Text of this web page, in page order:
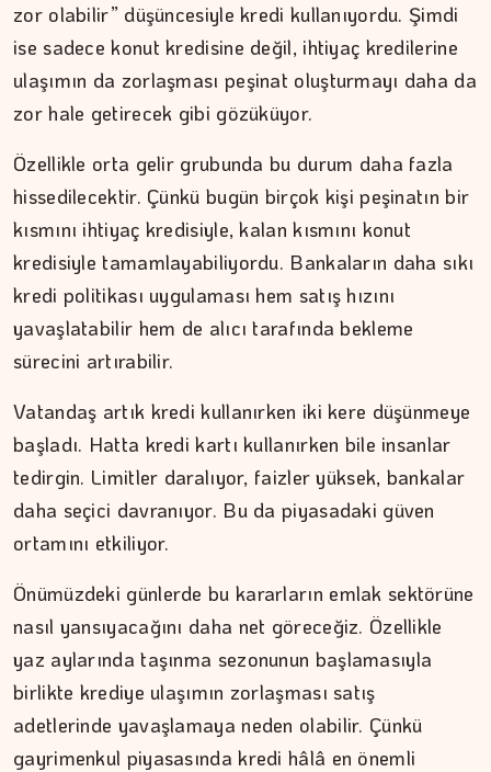
zor olabilir” düşüncesiyle kredi kullanıyordu. Şimdi
ise sadece konut kredisine değil, ihtiyaç kredilerine
ulaşımın da zorlaşması peşinat oluşturmayı daha da
zor hale getirecek gibi gözüküyor.
Özellikle orta gelir grubunda bu durum daha fazla
hissedilecektir. Çünkü bugün birçok kişi peşinatın bir
kısmını ihtiyaç kredisiyle, kalan kısmını konut
kredisiyle tamamlayabiliyordu. Bankaların daha sıkı
kredi politikası uygulaması hem satış hızını
yavaşlatabilir hem de alıcı tarafında bekleme
sürecini artırabilir.
Vatandaş artık kredi kullanırken iki kere düşünmeye
başladı. Hatta kredi kartı kullanırken bile insanlar
tedirgin. Limitler daralıyor, faizler yüksek, bankalar
daha seçici davranıyor. Bu da piyasadaki güven
ortamını etkiliyor.
Önümüzdeki günlerde bu kararların emlak sektörüne
nasıl yansıyacağını daha net göreceğiz. Özellikle
yaz aylarında taşınma sezonunun başlamasıyla
birlikte krediye ulaşımın zorlaşması satış
adetlerinde yavaşlamaya neden olabilir. Çünkü
gayrimenkul piyasasında kredi hâlâ en önemli
Kitap kafenin rafları arasında…